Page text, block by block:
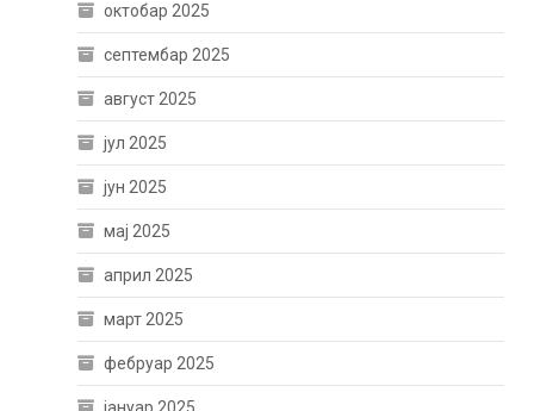
октобар 2025
септембар 2025
август 2025
јул 2025
јун 2025
мај 2025
април 2025
март 2025
фебруар 2025